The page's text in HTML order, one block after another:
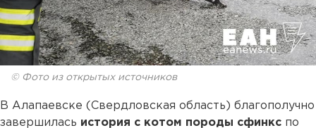
© Фото из открытых источников
В Алапаевске (Свердловская область) благополучно
завершилась история с котом породы сфинкс по